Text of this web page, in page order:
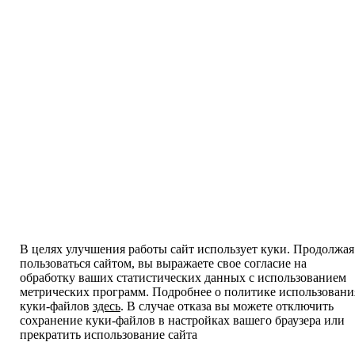
В целях улучшения работы сайт использует куки. Продолжая
пользоваться сайтом, вы выражаете свое согласие на
обработку ваших статистических данных с использованием
метрических программ. Подробнее о политике
куки-файлов здесь. В случае отказа вы можете отключить
сохранение куки-файлов в настройках вашего браузера или
прекратить использование сайта